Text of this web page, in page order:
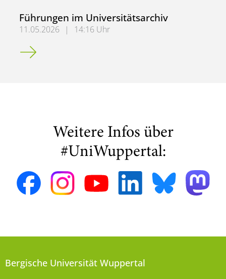
Führungen im Universitätsarchiv
11.05.2026 |
14:16 Uhr
Führungen im Universitätsarchiv
Weitere Infos über
#UniWuppertal:
Bergische Universität Wuppertal